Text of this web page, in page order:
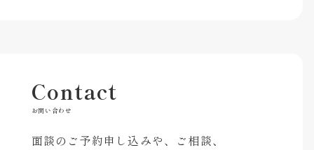
Contact
お問い合わせ
面談のご予約申し込みや、ご相談、